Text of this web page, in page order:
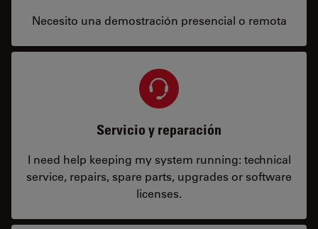
Necesito una demostración presencial o remota
Servicio y reparación
I need help keeping my system running: technical
service, repairs, spare parts, upgrades or software
licenses.